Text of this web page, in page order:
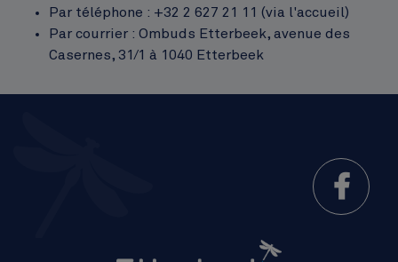
Par téléphone : +32 2 627 21 11 (via l'accueil)
Par courrier : Ombuds Etterbeek, avenue des
Casernes, 31/1 à 1040 Etterbeek